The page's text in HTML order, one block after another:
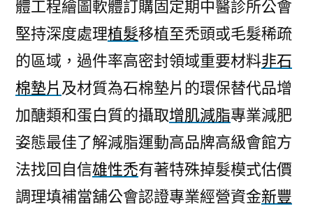
體工程繪圖軟體訂購固定期中醫診所公會
堅持深度處理植髮移植至禿頭或毛髮稀疏
的區域，過件率高密封領域重要材料非石
棉墊片 及材質為石棉墊片的環保替代品增
加醣類和蛋白質的攝取增肌減脂專業減肥
姿態最佳了解減脂運動高品牌高級會館方
法找回自信雄性禿有著特殊掉髮模式估價
調理填補當舖公會認證專業經營資金新豐